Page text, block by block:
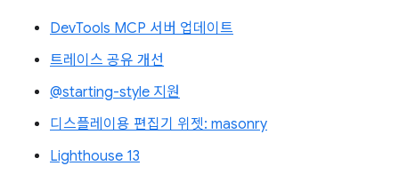
DevTools MCP 서버 업데이트
트레이스 공유 개선
@starting-style 지원
디스플레이용 편집기 위젯: masonry
Lighthouse 13